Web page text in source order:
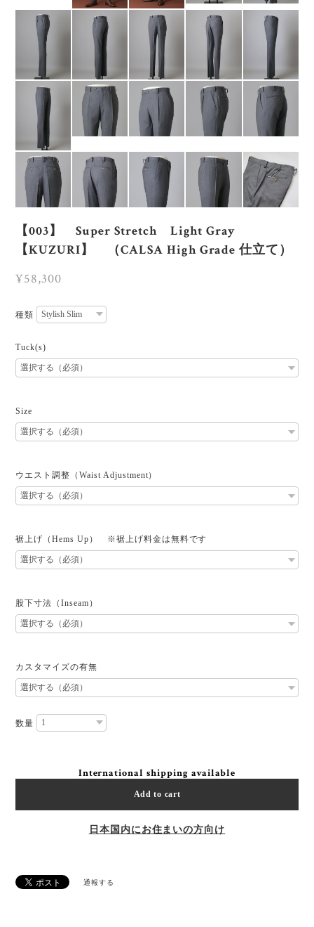
【003】 Super Stretch Light Gray
【KUZURI】 （CALSA High Grade 仕立て）
¥58,300
種類
Tuck(s)
Size
ウエスト調整（Waist Adjustment）
裾上げ（Hems Up） ※裾上げ料金は無料です
股下寸法（Inseam）
カスタマイズの有無
数量
International shipping available
Add to cart
日本国内にお住まいの方向け
通報する